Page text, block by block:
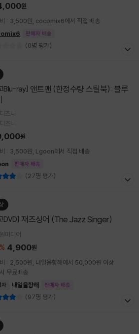
원
: 3,500원, cocomix6에서 직접 배송
판매자 배송
(0명 평가)
Blu-ray]
즈니
즈니
원
: 3,500원, Lgoon에서 직접 배송
판매자 배송
(27명 평가)
DVD] 재즈싱어 (The Jazz Singer)
미디어
% 4,900원
: 2,500원, 내일을향해에서 50,000원 이상
무료배송
자 내일을향해 판매자 배송
(97명 평가)